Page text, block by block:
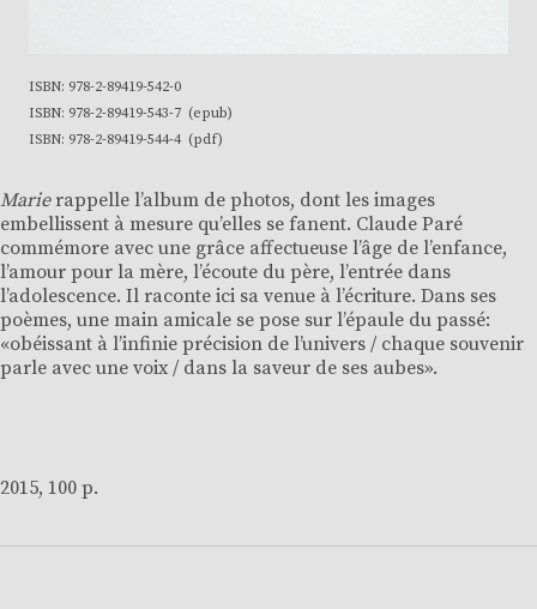
ISBN: 978-2-89419-542-0
ISBN: 978-2-89419-543-7 (epub)
ISBN: 978-2-89419-544-4 (pdf)
Marierappelle l’album de photos, dont les images
embellissent à mesure qu’elles se fanent. Claude Paré
commémore avec une grâce affectueuse l’âge de l’enfance,
l’amour pour la mère, l’écoute du père, l’entrée dans
l’adolescence. Il raconte ici sa venue à l’écriture. Dans ses
poèmes, une main amicale se pose sur l’épaule du passé:
«obéissant à l’infinie précision de l’univers / chaque souvenir
parle avec une voix / dans la saveur de ses aubes».
2015, 100 p.